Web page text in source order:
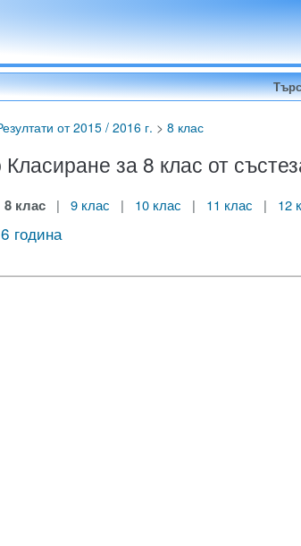
от 2015 / 2016 г. > 8 клас
за 8 клас от
8 клас| 9 клас | 10 клас | 11 клас | 12
година